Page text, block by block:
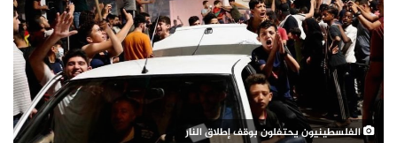
الفلسطينيون يحتفلون بوقف إطلاق النار